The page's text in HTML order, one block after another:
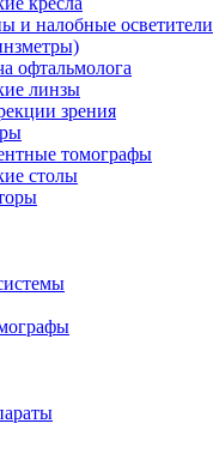
и налобные осветители
офтальмолога
линзы
зрения
томографы
столы